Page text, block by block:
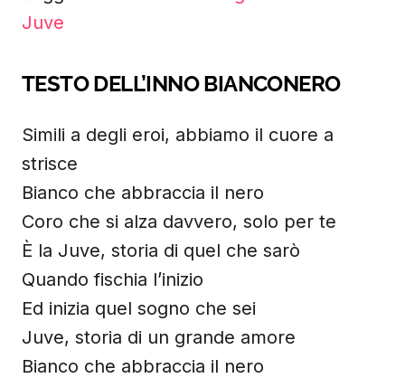
Juve
TESTO DELL’INNO BIANCONERO
Simili a degli eroi, abbiamo il cuore a
strisce
Bianco che abbraccia il nero
Coro che si alza davvero, solo per te
È la Juve, storia di quel che sarò
Quando fischia l’inizio
Ed inizia quel sogno che sei
Juve, storia di un grande amore
Bianco che abbraccia il nero